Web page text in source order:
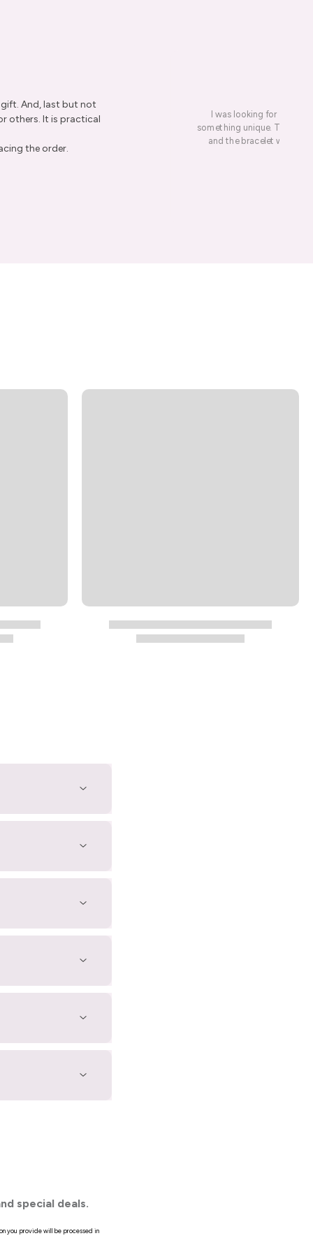
And, last but not
others. It is practical
the order.
I was looking for a
something unique. This led
and the bracelet was
special deals.
you provide will be processed in